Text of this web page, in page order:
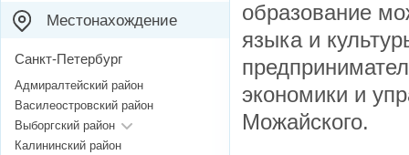
образование
языка и
экономики и
Можайского.
Местонахождение
Санкт-Петербург
Адмиралтейский район
Василеостровский район
Выборгский район
Калининский район